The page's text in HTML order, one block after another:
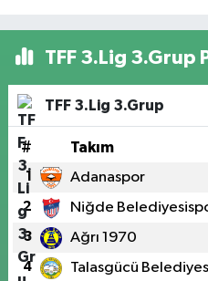
TFF 3.Lig 3.Grup
TFF 3.Lig 3.Grup
# Takım
1 Adanaspor
2 Niğde
3 Ağrı 1970
4 Talasgücü